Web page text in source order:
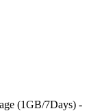
(1GB/7Days) -